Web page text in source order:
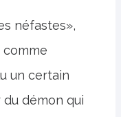
néfastes»,
comme
un certain
démon qui